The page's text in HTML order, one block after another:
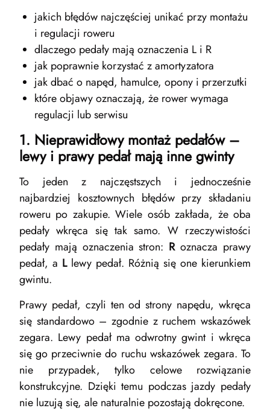
jakich błędów najczęściej unikać przy montażu
i regulacji roweru
dlaczego pedały mają oznaczenia L i R
jak poprawnie korzystać z amortyzatora
jak dbać o napęd, hamulce, opony i przerzutki
które objawy oznaczają, że rower wymaga
regulacji lub serwisu
1. Nieprawidłowy montaż pedałów –
lewy i prawy pedał mają inne gwinty
To jeden z najczęstszych i jednocześnie
najbardziej kosztownych błędów przy składaniu
roweru po zakupie. Wiele osób zakłada, że oba
pedały wkręca się tak samo. W rzeczywistości
pedały mają oznaczenia stron: Roznacza prawy
pedał, a Llewy pedał. Różnią się one kierunkiem
gwintu.
Prawy pedał, czyli ten od strony napędu, wkręca
się standardowo – zgodnie z ruchem wskazówek
zegara. Lewy pedał ma odwrotny gwint i wkręca
się go przeciwnie do ruchu wskazówek zegara. To
nie przypadek, tylko celowe rozwiązanie
konstrukcyjne. Dzięki temu podczas jazdy pedały
nie luzują się, ale naturalnie pozostają dokręcone.